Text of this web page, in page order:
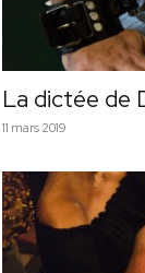
La dictée de
11 mars 2019